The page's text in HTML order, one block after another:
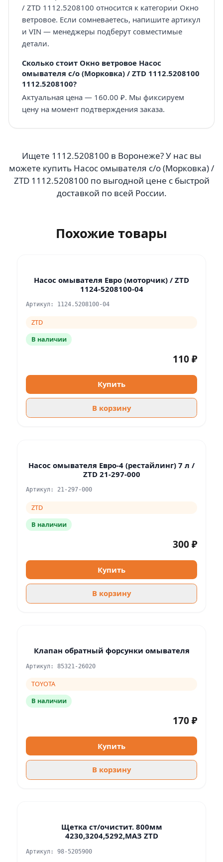
/ ZTD 1112.5208100 относится к категории Окно
ветровое. Если сомневаетесь, напишите артикул
и VIN — менеджеры подберут совместимые
детали.
Сколько стоит Окно ветровое Насос
омывателя с/о (Морковка) / ZTD 1112.5208100
1112.5208100?
Актуальная цена — 160.00 ₽. Мы фиксируем
цену на момент подтверждения заказа.
Ищете 1112.5208100 в Воронеже? У нас вы
можете купить Насос омывателя с/о (Морковка) /
ZTD 1112.5208100 по выгодной цене с быстрой
доставкой по всей России.
Похожие товары
Насос омывателя Евро (моторчик) / ZTD
1124-5208100-04
Артикул: 1124.5208100-04
ZTD
В наличии
110 ₽
Купить
В корзину
Насос омывателя Евро-4 (рестайлинг) 7 л /
ZTD 21-297-000
Артикул: 21-297-000
ZTD
В наличии
300 ₽
Купить
В корзину
Клапан обратный форсунки омывателя
Артикул: 85321-26020
TOYOTA
В наличии
170 ₽
Купить
В корзину
Щетка ст/очистит. 800мм
4230,3204,5292,МАЗ ZTD
Артикул: 98-5205900